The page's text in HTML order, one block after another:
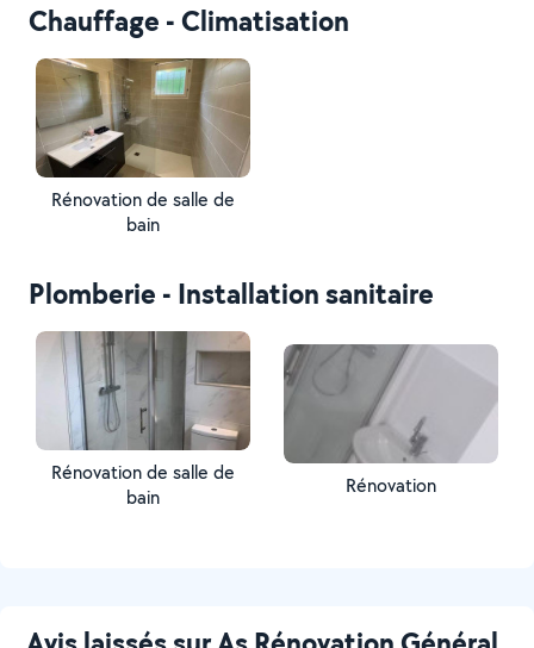
Chauffage - Climatisation
Rénovation de salle de
bain
Plomberie - Installation sanitaire
Rénovation de salle de
bain
Rénovation